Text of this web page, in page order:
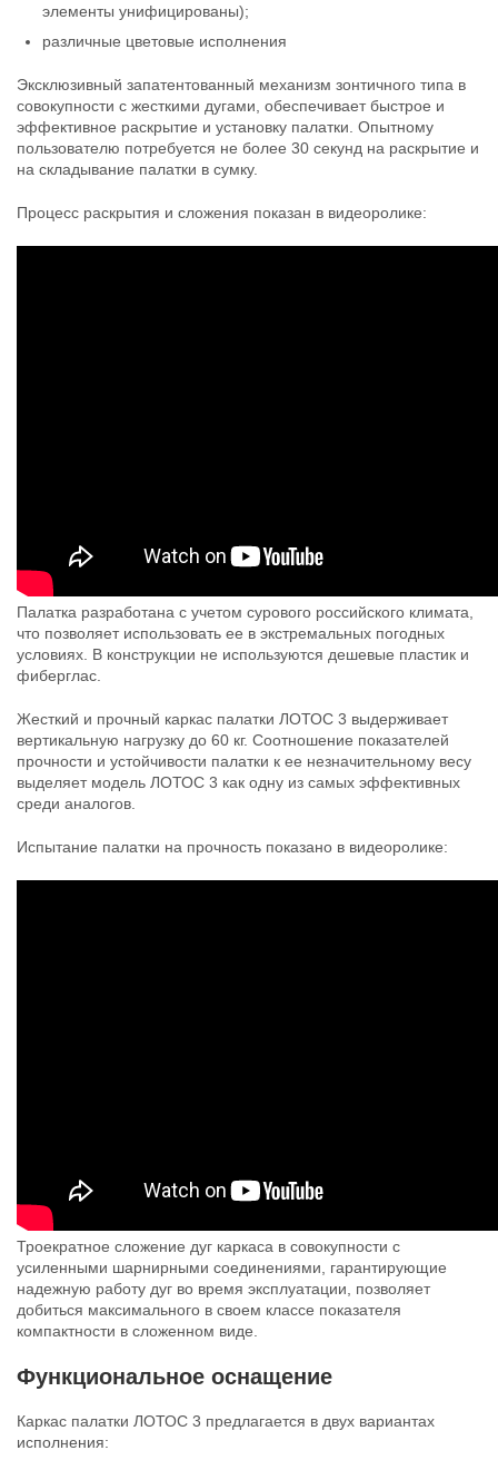
элементы унифицированы);
различные цветовые исполнения
Эксклюзивный запатентованный механизм зонтичного типа в
совокупности с жесткими дугами, обеспечивает быстрое и
эффективное раскрытие и установку палатки. Опытному
пользователю потребуется не более 30 секунд на раскрытие и
на складывание палатки в сумку.
Процесс раскрытия и сложения показан в видеоролике:
Палатка разработана с учетом сурового российского климата,
что позволяет использовать ее в экстремальных погодных
условиях. В конструкции не используются дешевые пластик и
фиберглас.
Жесткий и прочный каркас палатки ЛОТОС 3 выдерживает
вертикальную нагрузку до 60 кг. Соотношение показателей
прочности и устойчивости палатки к ее незначительному весу
выделяет модель ЛОТОС 3 как одну из самых эффективных
среди аналогов.
Испытание палатки на прочность показано в видеоролике:
Троекратное сложение дуг каркаса в совокупности с
усиленными шарнирными соединениями, гарантирующие
надежную работу дуг во время эксплуатации, позволяет
добиться максимального в своем классе показателя
компактности в сложенном виде.
Функциональное оснащение
Каркас палатки ЛОТОС 3 предлагается в двух вариантах
исполнения: